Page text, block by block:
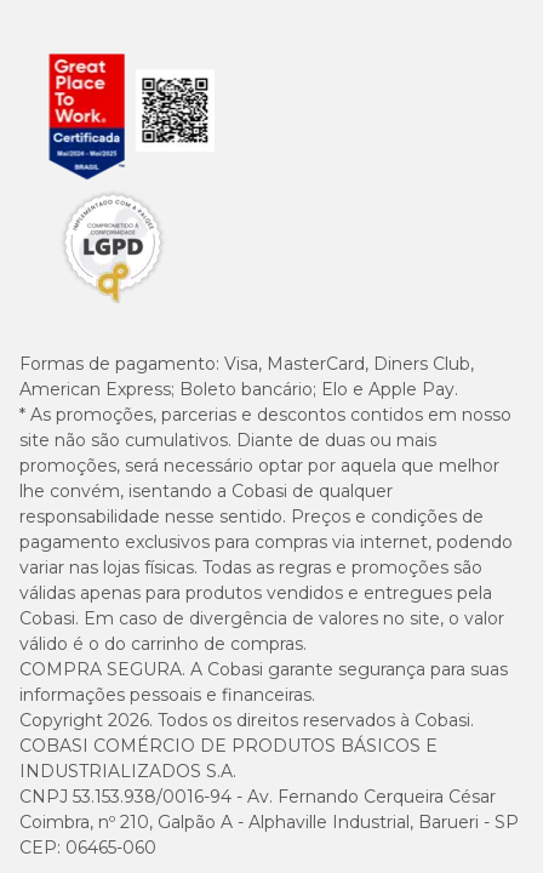
Formas de pagamento: Visa, MasterCard, Diners Club,
American Express; Boleto bancário; Elo e Apple Pay.
* As promoções, parcerias e descontos contidos em nosso
site não são cumulativos. Diante de duas ou mais
promoções, será necessário optar por aquela que melhor
lhe convém, isentando a Cobasi de qualquer
responsabilidade nesse sentido. Preços e condições de
pagamento exclusivos para compras via internet, podendo
variar nas lojas físicas. Todas as regras e promoções são
válidas apenas para produtos vendidos e entregues pela
Cobasi. Em caso de divergência de valores no site, o valor
válido é o do carrinho de compras.
COMPRA SEGURA. A Cobasi garante segurança para suas
informações pessoais e financeiras.
Copyright 2026. Todos os direitos reservados à Cobasi.
COBASI COMÉRCIO DE PRODUTOS BÁSICOS E
INDUSTRIALIZADOS S.A.
CNPJ 53.153.938/0016-94 - Av. Fernando Cerqueira César
Coimbra, nº 210, Galpão A - Alphaville Industrial, Barueri - SP
CEP: 06465-060